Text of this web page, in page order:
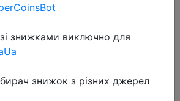
Samsung EVO Plus
/ с
знижками виключно для
знижок з різних джерел